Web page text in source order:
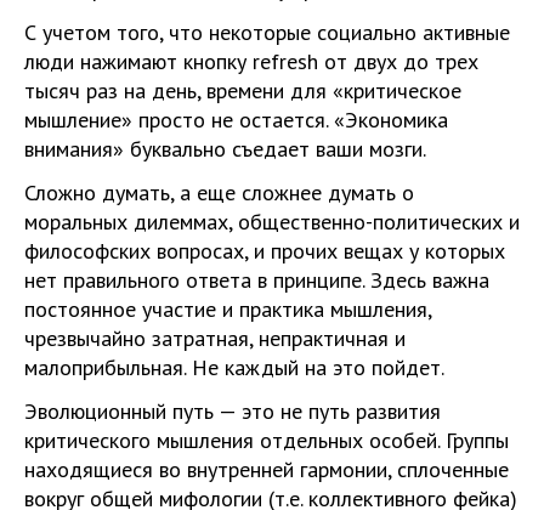
С учетом того, что некоторые социально активные
люди нажимают кнопку refresh от двух до трех
тысяч раз на день, времени для «критическое
мышление» просто не остается. «Экономика
внимания» буквально съедает ваши мозги.
Сложно думать, а еще сложнее думать о
моральных дилеммах, общественно-политических и
философских вопросах, и прочих вещах у которых
нет правильного ответа в принципе. Здесь важна
постоянное участие и практика мышления,
чрезвычайно затратная, непрактичная и
малоприбыльная. Не каждый на это пойдет.
Эволюционный путь — это не путь развития
критического мышления отдельных особей. Группы
находящиеся во внутренней гармонии, сплоченные
вокруг общей мифологии (т.е. коллективного фейка)